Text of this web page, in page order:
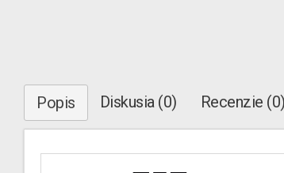
Popis Diskusia (0) Recenzie (0)